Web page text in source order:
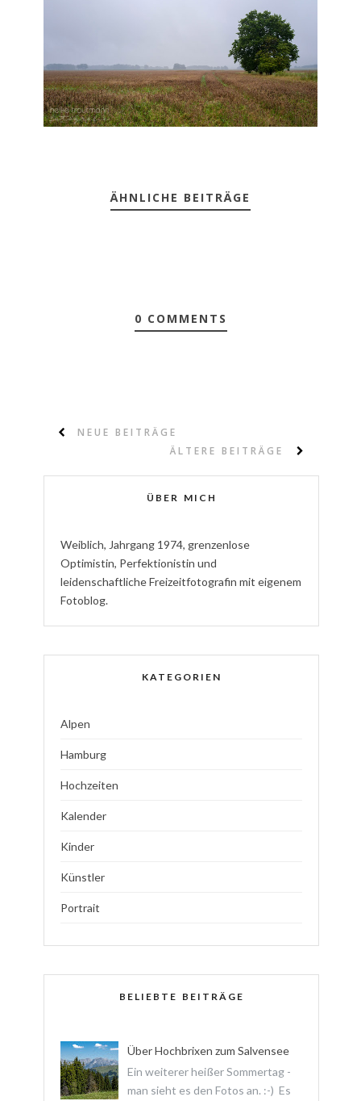
ÄHNLICHE BEITRÄGE
0 COMMENTS
NEUE BEITRÄGE
ÄLTERE BEITRÄGE
ÜBER MICH
Weiblich, Jahrgang 1974, grenzenlose
Optimistin, Perfektionistin und
leidenschaftlicheFreizeitfotografin mit eigenem
Fotoblog.
KATEGORIEN
Alpen
Hamburg
Hochzeiten
Kalender
Kinder
Künstler
Portrait
BELIEBTE BEITRÄGE
Über Hochbrixen zum Salvensee
Ein weiterer heißer Sommertag -
man sieht es den Fotos an. :-) Es